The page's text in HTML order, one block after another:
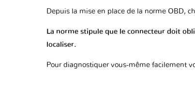
Depuis la mise en place de la norme OBD,
La norme stipule que le connecteur doit
localiser.
Pour diagnostiquer vous-même facilement